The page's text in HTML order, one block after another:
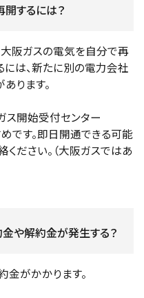
するには？
阪ガスの電気を自分で再
には、新たに別の電力会社
ります。
ス開始受付センター
です。即日開通できる可能
ださい。（大阪ガスではあ
や解約金が発生する？
金がかかります。